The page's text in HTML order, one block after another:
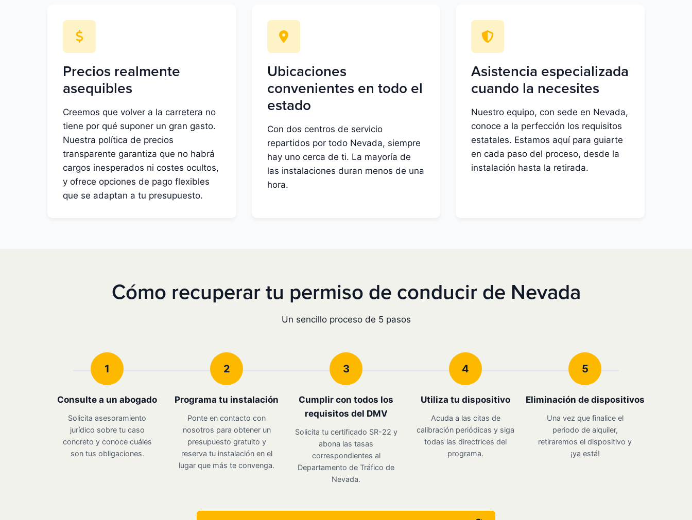
Precios realmente
asequibles
Creemos que volver a la carretera no
tiene por qué suponer un gran gasto.
Nuestra política de precios
transparente garantiza que no habrá
cargos inesperados ni costes ocultos,
y ofrece opciones de pago flexibles
que se adaptan a tu presupuesto.
Ubicaciones
convenientes en todo el
estado
Con dos centros de servicio
repartidos por todo Nevada, siempre
hay uno cerca de ti. La mayoría de
las instalaciones duran menos de una
hora.
Asistencia especializada
cuando la necesites
Nuestro equipo, con sede en Nevada,
conoce a la perfección los requisitos
estatales. Estamos aquí para guiarte
en cada paso del proceso, desde la
instalación hasta la retirada.
Cómo recuperar tu permiso de conducir de Nevada
Un sencillo proceso de 5 pasos
1
Consulte a un abogado
Solicita asesoramiento
jurídico sobre tu caso
concreto y conoce cuáles
son tus obligaciones.
2
Programa tu instalación
Ponte en contacto con
nosotros para obtener un
presupuesto gratuito y
reserva tu instalación en el
lugar que más te convenga.
3
Cumplir con todos los
requisitos del DMV
Solicita tu certificado SR-22 y
abona las tasas
correspondientes al
Departamento de Tráfico de
Nevada.
4
Utiliza tu dispositivo
Acuda a las citas de
calibración periódicas y siga
todas las directrices del
programa.
5
Eliminación de dispositivos
Una vez que finalice el
periodo de alquiler,
retiraremos el dispositivo y
¡ya está!